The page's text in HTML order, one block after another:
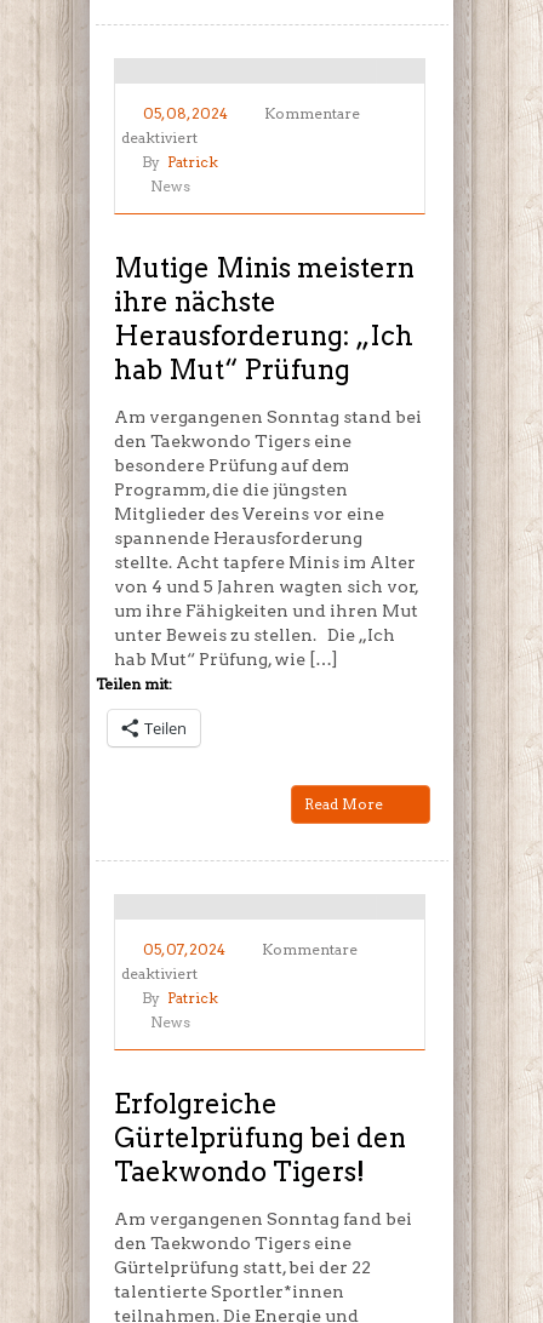
05, 08, 2024
Kommentare
deaktiviertfür
Mutige
meistern
nächste
Herausforderung:
„Ich
hab
Mut“
Prüfung
By Patrick
News
Mutige Minis meistern
ihre nächste
Herausforderung: „Ich
hab Mut“ Prüfung
Am vergangenen Sonntag stand bei
den Taekwondo Tigers eine
besondere Prüfung auf dem
Programm, die die jüngsten
Mitglieder des Vereins vor eine
spannende Herausforderung
stellte. Acht tapfere Minis im Alter
von 4 und 5 Jahren wagten sich vor,
um ihre Fähigkeiten und ihren Mut
unter Beweis zu stellen. Die „Ich
hab Mut“ Prüfung, wie […]
Teilen mit:
Teilen
Read More
05, 07, 2024
Kommentare
deaktiviertfür
Erfolgreiche
bei
Taekwondo
Tigers!
By Patrick
News
Erfolgreiche
Gürtelprüfung bei den
Taekwondo Tigers!
Am vergangenen Sonntag fand bei
den Taekwondo Tigers eine
Gürtelprüfung statt, bei der 22
talentierte Sportler*innen
teilnahmen. Die Energie und